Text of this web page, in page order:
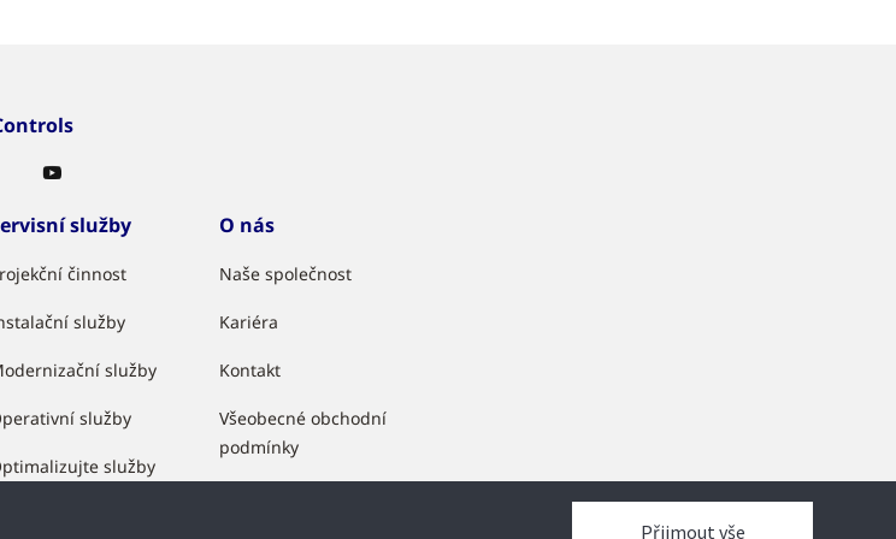
služby
činnost
služby
služby
služby
služby
O nás
Naše společnost
Kariéra
Kontakt
Všeobecné obchodní
podmínky
Přijmout vše